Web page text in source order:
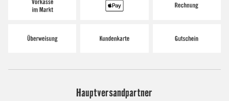
Hauptversandpartner